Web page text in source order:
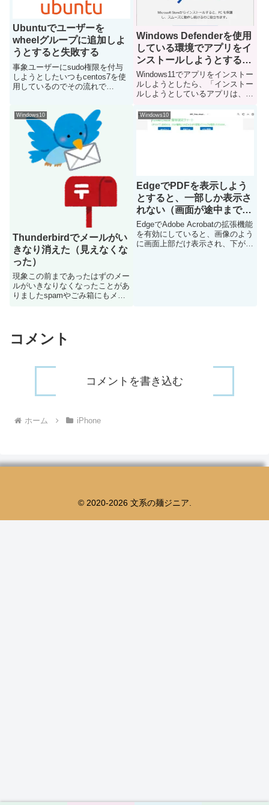
Ubuntuでユーザーを
wheelグループに追加しよ
うとすると失敗する
事象ユーザーにsudo権限を付与
しようとしたいつもcentos7を使
用しているのでその流れで
wheelグループが存在しないとエ
ラーがでてしまった解決策wheel
ではな...
Windows Defenderを使用
している環境でアプリをイ
ンストールしようとする
と、「インストールしよう
としているアプリは、
Microsoft検証済みアプリ
表示される
Windows11でアプリをインストー
ルしようとしたら、「インストー
ルしようとしているアプリは、
りません」と警告が出てインスト
ールできませんでした
WindowsDefenderを使っている場
Windows10
Thunderbirdでメールがい
きなり消えた（見えなくな
った）
現象この前まであったはずのメー
ルがいきなりなくなったことがあ
りましたspamやごみ箱にもメー
えなかったようです無視スレッド
を設定した覚えはありませんが...
Windows10
EdgeでPDFを表示しよう
とすると、一部しか表示さ
れない（画面が途中までし
か表示されず、下の方が白
くなる）
EdgeでAdobe Acrobatの拡張機能
を有効にしていると、画像のよう
に画面上部だけ表示され、下が真
コメント
コメントを書き込む
ホーム iPhone
© 2020-2026 文系の麺ジニア.